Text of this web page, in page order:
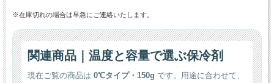
※在庫切れの場合は早急にご連絡いたします。
関連商品｜温度と容量で選ぶ保冷剤
現在ご覧の商品は 0℃タイプ・150g です。用途に合わせて、